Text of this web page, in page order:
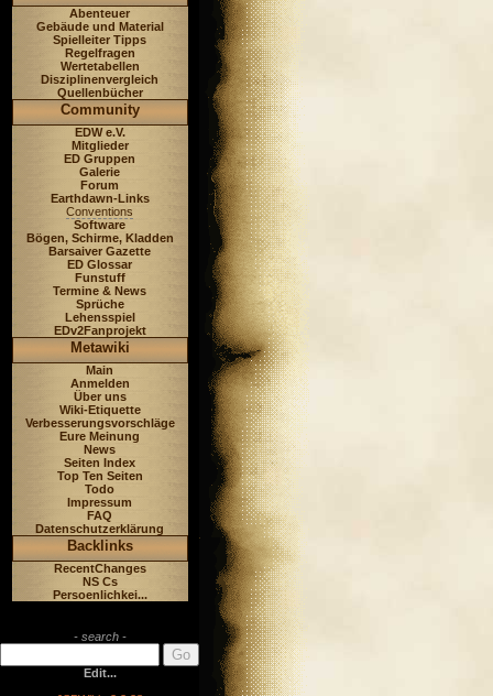
Abenteuer
Gebäude und Material
Spielleiter Tipps
Regelfragen
Wertetabellen
Disziplinenvergleich
Quellenbücher
Community
EDW e.V.
Mitglieder
ED Gruppen
Galerie
Forum
Earthdawn-Links
Conventions
Software
Bögen, Schirme, Kladden
Barsaiver Gazette
ED Glossar
Funstuff
Termine & News
Sprüche
Lehensspiel
EDv2Fanprojekt
Metawiki
Main
Anmelden
Über uns
Wiki-Etiquette
Verbesserungsvorschläge
Eure Meinung
News
Seiten Index
Top Ten Seiten
Todo
Impressum
FAQ
Datenschutzerklärung
Backlinks
RecentChanges
NS Cs
Persoenlichkei...
- search -
Edit...